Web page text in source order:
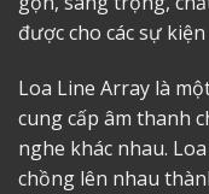
được cho các sự
Loa Line Array là
cung cấp âm thanh
nghe khác nhau.
chồng lên nhau